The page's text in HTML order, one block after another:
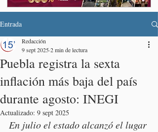
Entrada
Puebla registra la sexta
inflación más baja del país
durante agosto: INEGI
Redacción
9 sept 20252 min de lectura
Actualizado: 9 sept 2025
En julio el estado alcanzó el lugar